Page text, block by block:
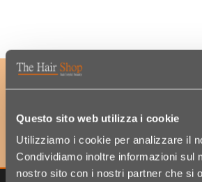
Questo sito web utilizza i cookie
Utilizziamo i cookie per analizzare il
Condividiamo inoltre informazioni sul
nostro sito con i nostri partner che si
ISCRIVITI ALLA NOSTRA
le ultime novità!